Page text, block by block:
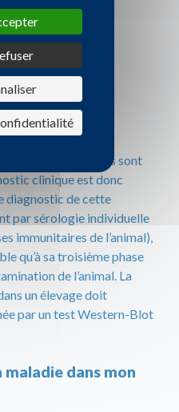
?
les symptômes sont
clinique est donc
diagnostic de cette
par sérologie individuelle
immunitaires de l’animal),
qu’à sa troisième phase
de l’animal. La
un élevage doit
par un test Western-Blot
dans mon